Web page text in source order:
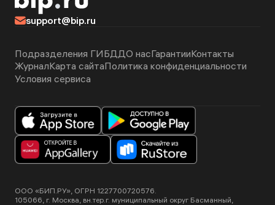
support@bip.ru
Подразделения ГИБДДО насГарантииКонтакты
ЖурналКарта сайтаПолитика конфиденциальности
Условия сервиса
ООО «БИП.РУ», ОГРН 1227700720576.
105066, г. Москва, вн.тер.г. муниципальный округ Басманный,